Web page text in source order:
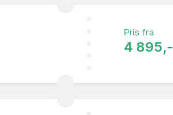
Pris fra
4 895,-